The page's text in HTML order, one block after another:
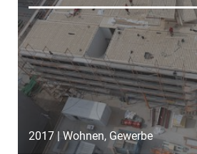
2017 | Wohnen, Gewerbe